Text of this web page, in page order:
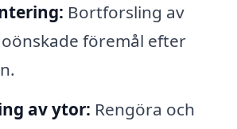
Bortforsling av
föremål efter
av ytor: Rengöra och